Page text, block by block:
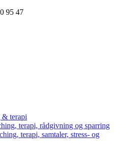
95 47
& terapi
terapi, rådgivning og sparring
terapi, samtaler, stress- og